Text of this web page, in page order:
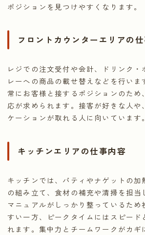
ポジションを見つけやすくなります。
フロントカウンターエリアの
レジでの注文受付や会計、ドリンク・
レーへの商品の載せ替えなどを行いま
常にお客様と接するポジションのため
応が求められます。接客が好きな人や
ケーションが取れる人に向いています。
キッチンエリアの仕事内容
キッチンでは、パティやナゲットの加
の組み立て、食材の補充や清掃を担当
マニュアルがしっかり整っているため
すい一方、ピークタイムにはスピード
れます。集中力とチームワークがカギ